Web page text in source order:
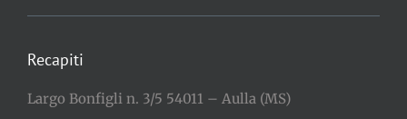
Recapiti
Largo Bonfigli n. 3/5 54011 – Aulla (MS)